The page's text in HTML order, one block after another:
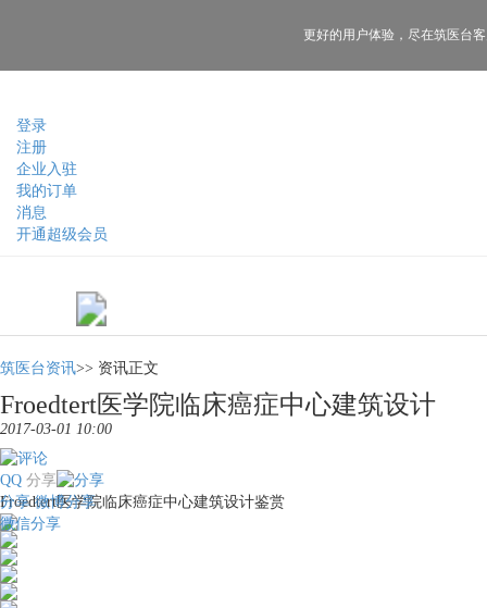
登录
注册
企业入驻
我的订单
消息
开通超级会员
更好的用户体验， 尽在筑医台
筑医台资讯>> 资讯正文
Froedtert医学院临床癌症中心建筑设计
2017-03-01 10:00
分享
QQ
分享 微博分享
微信分享
Froedtert医学院临床癌症中心建筑设计鉴赏